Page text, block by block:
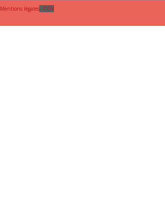
Mentions légales– CGV